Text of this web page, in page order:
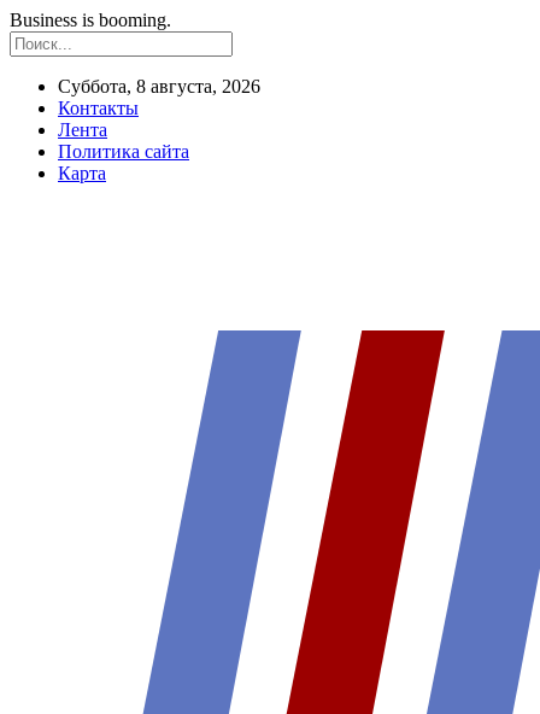
Business is booming.
Суббота, 8 августа, 2026
Контакты
Лента
Политика сайта
Карта